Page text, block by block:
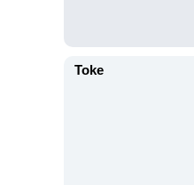
Toke